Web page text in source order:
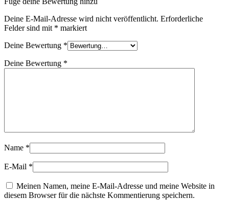
Deine E-Mail-Adresse wird nicht veröffentlicht. Erforderliche
Felder sind mit * markiert
Deine Bewertung *
Deine Bewertung *
Name *
E-Mail *
Meinen Namen, meine E-Mail-Adresse und meine Website in
diesem Browser für die nächste Kommentierung speichern.